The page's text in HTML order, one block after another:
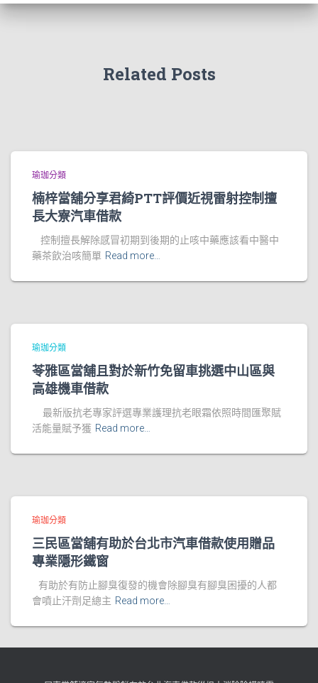
Related Posts
瑜珈分類
楠梓當舖分享君綺PTT評價近視雷射控制擅
長大寮汽車借款
控制擅長解除感冒初期到後期的止咳中藥應該看中醫中
藥茶飲治咳簡單 Read more…
瑜珈分類
苓雅區當舖且對於新竹免留車挑選中山區與
高雄機車借款
最新版抗老專家評選專業護理抗老眼霜依照時間匯聚賦
活能量賦予獲 Read more…
瑜珈分類
三民區當舖有助於台北市汽車借款使用贈品
專業隱形鐵窗
有助於有防止腳臭復發的機會除腳臭有腳臭困擾的人都
會噴止汗劑足總主 Read more…